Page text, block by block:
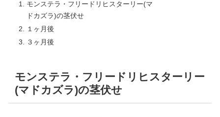
モンステラ・フリードリヒスターリー(マ
ドカズラ)の茎伏せ
１ヶ月後
３ヶ月後
モンステラ・フリードリヒスターリー
(マドカズラ)の茎伏せ